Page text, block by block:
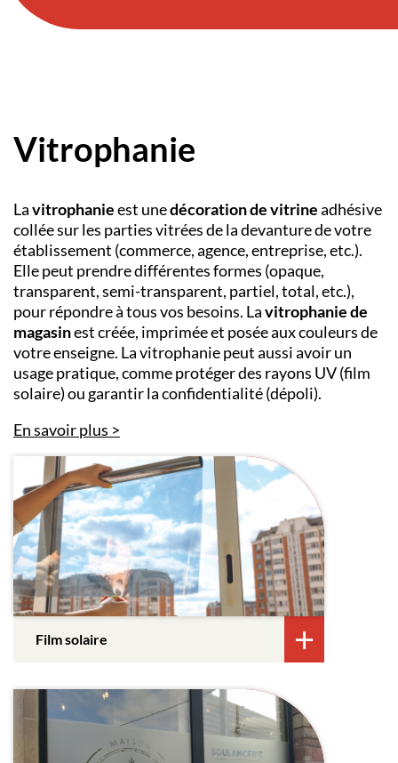
Vitrophanie
Lavitrophanieest unedécoration de vitrineadhésive
collée sur les parties vitrées de la devanture de votre
établissement (commerce, agence, entreprise, etc.).
Elle peut prendre différentes formes (opaque,
transparent, semi-transparent, partiel, total, etc.),
pour répondre à tous vos besoins. Lavitrophanie de
magasinest créée, imprimée et posée aux couleurs de
votre enseigne. La vitrophanie peut aussi avoir un
usage pratique, comme protéger des rayons UV (film
solaire) ou garantir la confidentialité (dépoli).
En savoir plus
Film solaire